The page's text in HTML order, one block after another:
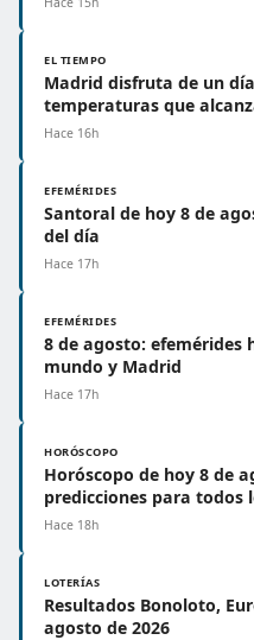
EL TIEMPO
Madrid disfruta de un
temperaturas que
Hace 16h
EFEMÉRIDES
Santoral de hoy 8 de
del día
Hace 17h
EFEMÉRIDES
8 de agosto: efemérides
mundo y Madrid
Hace 17h
HORÓSCOPO
Horóscopo de hoy 8 de
predicciones para todos
Hace 18h
LOTERÍAS
Resultados Bonoloto,
agosto de 2026